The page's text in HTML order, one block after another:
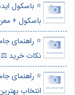
⭐️ باسکول
باسکول +
⭐️ راهنمای
نکات خرید ⚖️
⭐️ راهنمای
انتخاب